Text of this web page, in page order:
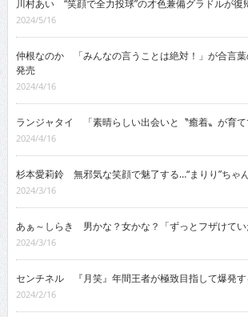
川村あい “笑顔で全力投球”の才色兼備グラドルが復
2024/5/16
仲根なのか 「みんなの言うことは絶対！」が合言葉
発売
2024/4/16
ランジャタイ 「素晴らしい出会いと〝癒着〟が育て
2024/4/16
杉本愛莉鈴 無邪気な笑顔で魅了する…“まりり”ちゃ
2024/3/16
あぁ～しらき 男かな？女かな？「ずっとフザけてい
2024/3/16
センチネル 『月笑』年間王者が極致目指して爆発す
2024/2/16